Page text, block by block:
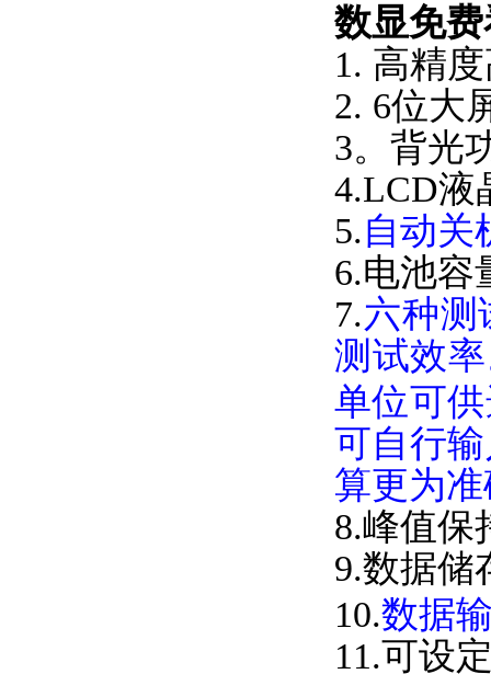
数显免
1. 高精度
2. 6位大
3。背光
4.LCD液
5.自动关
6.电池容
7.六种测
测试效率
单位可供
可自行输
算更为准确
8.峰值保
9.数据储
10.数据
11.可设